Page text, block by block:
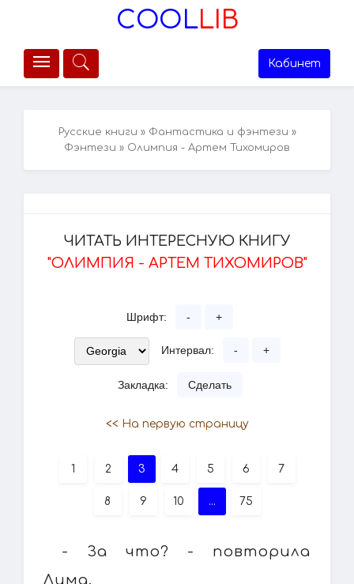
COOLLIB
Кабинет
Русские книги » Фантастика и фэнтези »
Фэнтези » Олимпия - Артем Тихомиров
ЧИТАТЬ ИНТЕРЕСНУЮ КНИГУ
"ОЛИМПИЯ - АРТЕМ ТИХОМИРОВ"
Шрифт: - +
Интервал: - +
Закладка: Сделать
<< На первую страницу
1 2 3 4 5 6 7
8 9 10 ... 75
- За что? - повторила
Лима.